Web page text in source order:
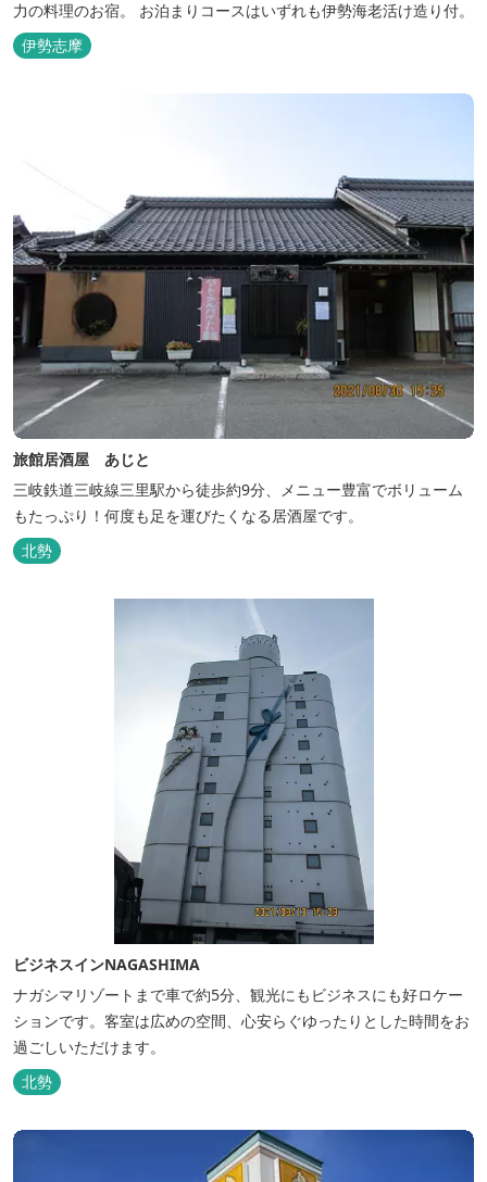
力の料理のお宿。 お泊まりコースはいずれも伊勢海老活け造り付。
伊勢志摩
旅館居酒屋 あじと
三岐鉄道三岐線三里駅から徒歩約9分、メニュー豊富でボリューム
もたっぷり！何度も足を運びたくなる居酒屋です。
北勢
ビジネスインNAGASHIMA
ナガシマリゾートまで車で約5分、観光にもビジネスにも好ロケー
ションです。客室は広めの空間、心安らぐゆったりとした時間をお
過ごしいただけます。
北勢